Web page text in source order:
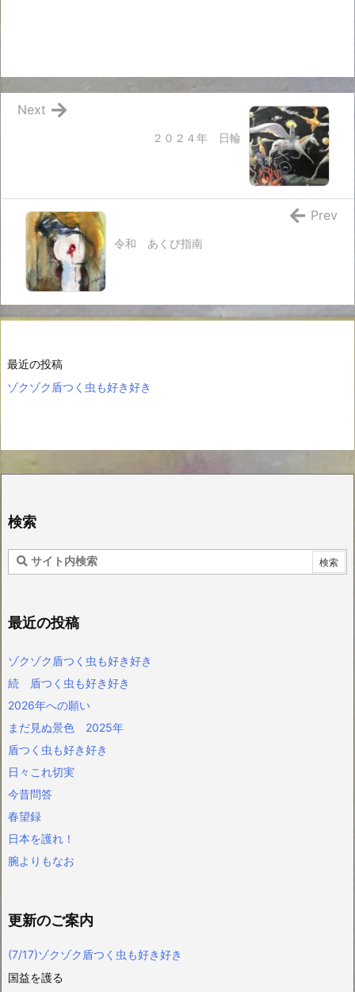
２０２４年 日輪
Next
令和 あくび指南
Prev
最近の投稿
ゾクゾク盾つく虫も好き好き
検索
最近の投稿
ゾクゾク盾つく虫も好き好き
続 盾つく虫も好き好き
2026年への願い
まだ見ぬ景色 2025年
盾つく虫も好き好き
日々これ切実
今昔問答
春望録
日本を護れ！
腕よりもなお
更新のご案内
(7/17)ゾクゾク盾つく虫も好き好き
国益を護る